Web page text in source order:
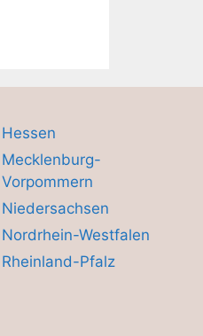
Hessen
Mecklenburg-
Vorpommern
Niedersachsen
Nordrhein-Westfalen
Rheinland-Pfalz